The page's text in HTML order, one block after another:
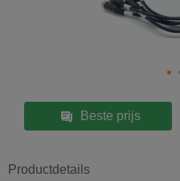
Beste prijs
Productdetails